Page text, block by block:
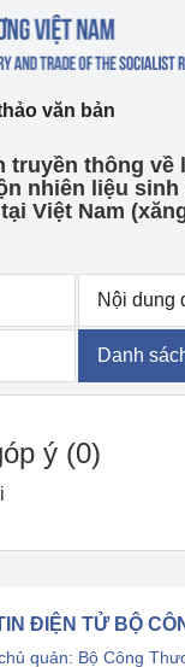
văn bản
truyền thông về
nhiên liệu
Việt Nam
Nội dung
Danh
ý (0)
ĐIỆN TỬ BỘ
quản: Bộ Công